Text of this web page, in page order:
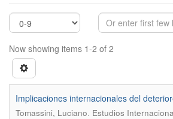
Now showing items 1-2 of 2
Implicaciones internacionales del
Tomassini, Luciano. Estudios